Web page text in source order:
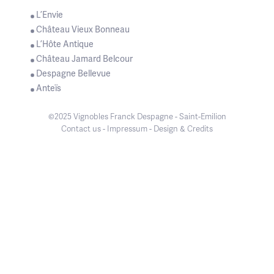
L’Envie
Château Vieux Bonneau
L’Hôte Antique
Château Jamard Belcour
Despagne Bellevue
Anteïs
©2025 Vignobles Franck Despagne - Saint-Emilion
Contact us- Impressum- Design & Credits